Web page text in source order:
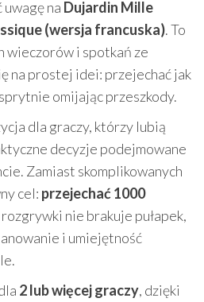
na Dujardin Mille
(wersja francuska). To
wieczorów i spotkań ze
na prostej idei: przejechać jak
omijając przeszkody.
dla graczy, którzy lubią
decyzje podejmowane
Zamiast skomplikowanych
cel: przejechać 1000
nie brakuje pułapek,
i umiejętność
2 lub więcej graczy, dzięki